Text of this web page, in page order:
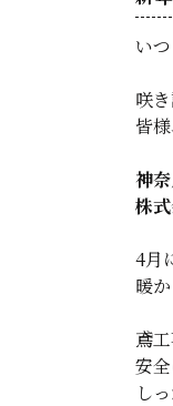
い
咲
皆
神
株
4月
暖
鳶
安
し